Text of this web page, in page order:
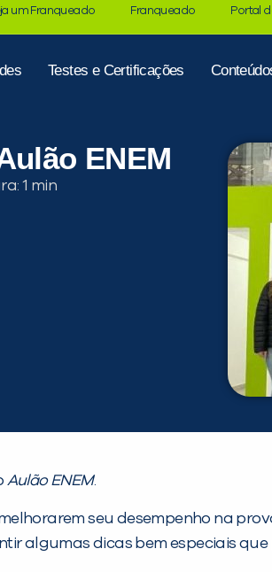
um Franqueado Franqueado Portal
Testes e Certificações
ENEM
Aulão ENEM.
seu desempenho na
algumas dicas bem especiais